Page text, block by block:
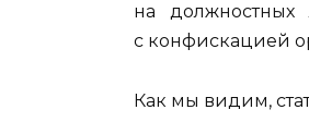
на
с конфискацией
Как мы видим,